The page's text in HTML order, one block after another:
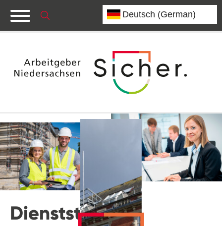
Dienststelle